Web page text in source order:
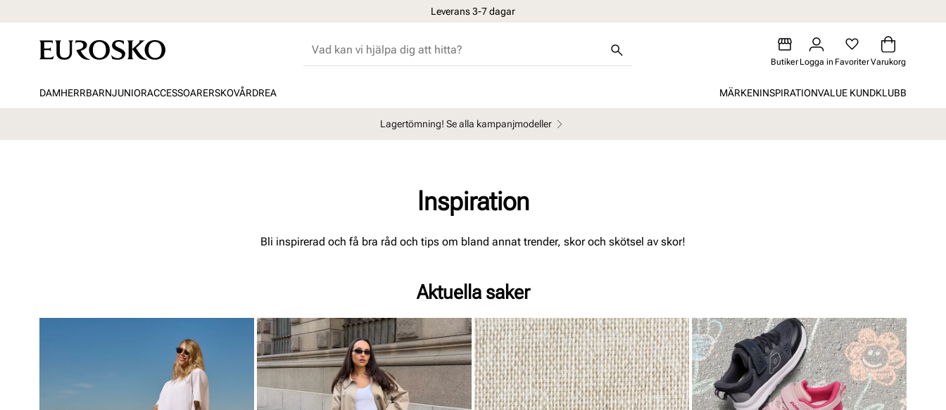
Leverans 3-7 dagar
Öppet köp i 30 dagar
Butiker Logga in FavoriterVarukorg
DAMHERRBARNJUNIORACCESSOARERSKOVÅRDREA MÄRKENINSPIRATIONVALUE KUNDKLUBB
Lagertömning! Se alla kampanjmodeller
Inspiration
Bli inspirerad och få bra råd och tips om bland annat trender, skor och skötsel av skor!
Aktuella saker